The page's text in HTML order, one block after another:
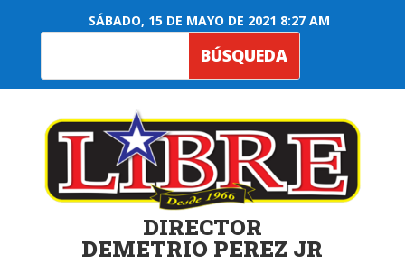
SÁBADO, 15 DE MAYO DE 2021 8:27 AM
DIRECTOR
DEMETRIO PEREZ JR